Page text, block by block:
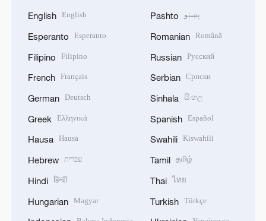
English English
Esperanto Esperanto
Filipino Filipino
French Français
German Deutsch
Greek Ελληνικά
Hausa Hausa
Hebrew עברית
Hindi हिन्दी
Hungarian Magyar
Pashto پښتو
Romanian Română
Russian Русский
Serbian Српски
Sinhala සිංහල
Spanish Español
Swahili Kiswahili
Tamil தமிழ்
Thai ไทย
Turkish Türkçe